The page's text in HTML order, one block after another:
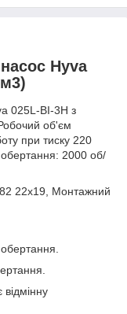
Hyva
025L-BI-3H з
об'єм
при тиску 220
обертання: 2000 об/
22x19, Монтажний
обертання.